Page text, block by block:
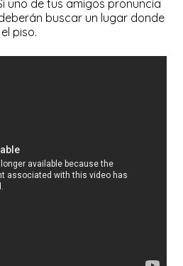
uno de tus amigos pronuncia
deberán buscar un lugar donde
piso.